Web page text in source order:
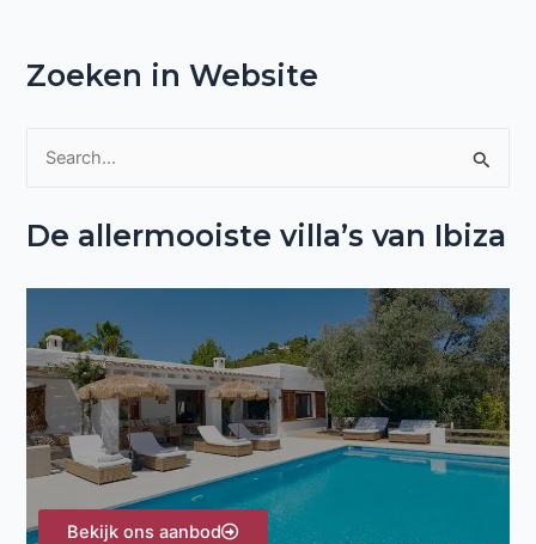
Zoeken in Website
e
a
r
:
De allermooiste villa’s van Ibiza
Bekijk ons aanbod